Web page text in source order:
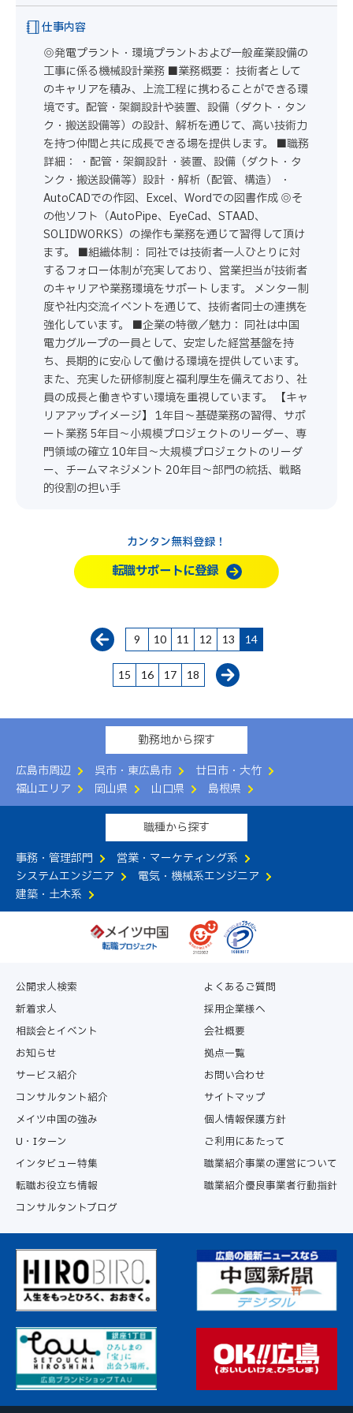
仕事内容
◎発電プラント・環境プラントおよび一般産業設備の
工事に係る機械設計業務 ■業務概要： 技術者として
のキャリアを積み、上流工程に携わることができる環
境です。配管・架鋼設計や装置、設備（ダクト・タン
ク・搬送設備等）の設計、解析を通じて、高い技術力
を持つ仲間と共に成長できる場を提供します。 ■職務
詳細： ・配管・架鋼設計 ・装置、設備（ダクト・タ
ンク・搬送設備等）設計 ・解析（配管、構造） ・
AutoCADでの作図、Excel、Wordでの図書作成 ◎そ
の他ソフト（AutoPipe、EyeCad、STAAD、
SOLIDWORKS）の操作も業務を通じて習得して頂け
ます。 ■組織体制： 同社では技術者一人ひとりに対
するフォロー体制が充実しており、営業担当が技術者
のキャリアや業務環境をサポートします。 メンター制
度や社内交流イベントを通じて、技術者同士の連携を
強化しています。 ■企業の特徴／魅力： 同社は中国
電力グループの一員として、安定した経営基盤を持
ち、長期的に安心して働ける環境を提供しています。
また、充実した研修制度と福利厚生を備えており、社
員の成長と働きやすい環境を重視しています。 【キャ
リアアップイメージ】 1年目～基礎業務の習得、サポ
ート業務 5年目～小規模プロジェクトのリーダー、専
門領域の確立 10年目～大規模プロジェクトのリーダ
ー、チームマネジメント 20年目～部門の統括、戦略
的役割の担い手
カンタン無料登録！
転職サポートに登録
9 10 11 12 13 14
15 16 17 18
勤務地から探す
広島市周辺
呉市・東広島市
廿日市・大竹
福山エリア
岡山県 山口県 島根県
職種から探す
事務・管理部門
営業・マーケティング系
システムエンジニア
電気・機械系エンジニア
建築・土木系
公開求人検索
新着求人
相談会とイベント
お知らせ
サービス紹介
コンサルタント紹介
メイツ中国の強み
U・Iターン
インタビュー特集
転職お役立ち情報
コンサルタントブログ
よくあるご質問
採用企業様へ
会社概要
拠点一覧
お問い合わせ
サイトマップ
個人情報保護方針
ご利用にあたって
職業紹介事業の運営について
職業紹介優良事業者行動指針